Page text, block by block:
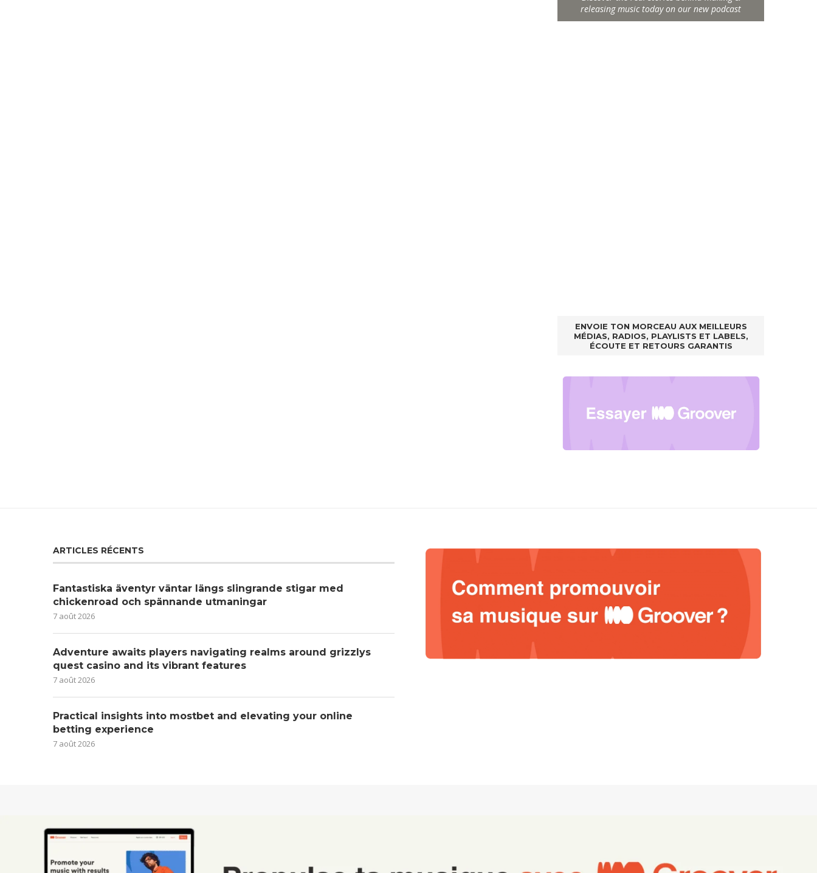
releasing music today on our new podcast
ENVOIE TON MORCEAU AUX MEILLEURS
MÉDIAS, RADIOS, PLAYLISTS ET LABELS,
ÉCOUTE ET RETOURS GARANTIS
ARTICLES RÉCENTS
Fantastiska äventyr väntar längs slingrande stigar med
chickenroad och spännande utmaningar
7 août 2026
Adventure awaits players navigating realms around grizzlys
quest casino and its vibrant features
7 août 2026
Practical insights into mostbet and elevating your online
betting experience
7 août 2026